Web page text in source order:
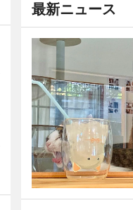
最新ニュース